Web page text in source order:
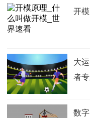
开
大
者
数